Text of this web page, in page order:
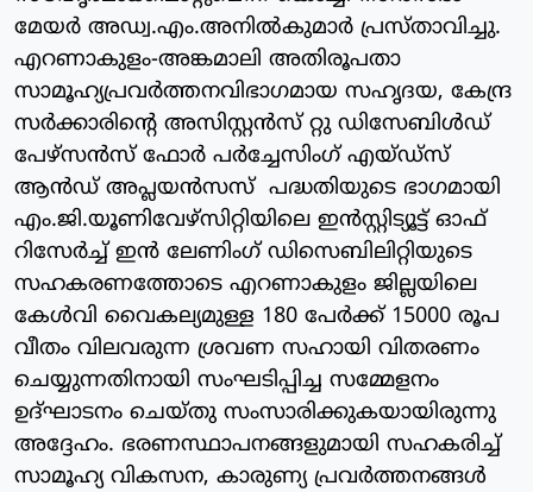
മേയർ അഡ്വ.എം.അനിൽകുമാർ പ്രസ്താവിച്ചു.
എറണാകുളം-അങ്കമാലി അതിരൂപതാ
സാമൂഹ്യപ്രവർത്തനവിഭാഗമായ സഹൃദയ, കേന്ദ്ര
സർക്കാരിന്റെ അസിസ്റ്റൻസ് റ്റു ഡിസേബിൾഡ്
പേഴ്‌സൻസ് ഫോർ പർച്ചേസിംഗ് എയ്‌ഡ്‌സ്‌
ആൻഡ് അപ്ലയൻസസ് പദ്ധതിയുടെ ഭാഗമായി
എം.ജി.യൂണിവേഴ്‌സിറ്റിയിലെ ഇൻസ്റ്റിട്യൂട്ട് ഓഫ്
റിസേർച്ച് ഇൻ ലേണിംഗ് ഡിസെബിലിറ്റിയുടെ
സഹകരണത്തോടെ എറണാകുളം ജില്ലയിലെ
കേൾവി വൈകല്യമുള്ള 180 പേർക്ക് 15000 രൂപ
വീതം വിലവരുന്ന ശ്രവണ സഹായി വിതരണം
ചെയ്യുന്നതിനായി സംഘടിപ്പിച്ച സമ്മേളനം
ഉദ്‌ഘാടനം ചെയ്തു സംസാരിക്കുകയായിരുന്നു
അദ്ദേഹം. ഭരണസ്ഥാപനങ്ങളുമായി സഹകരിച്ച്
സാമൂഹ്യ വികസന, കാരുണ്യ പ്രവർത്തനങ്ങൾ